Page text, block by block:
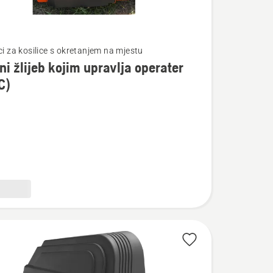
za kosilice s okretanjem na mjestu
žlijeb kojim upravlja operater